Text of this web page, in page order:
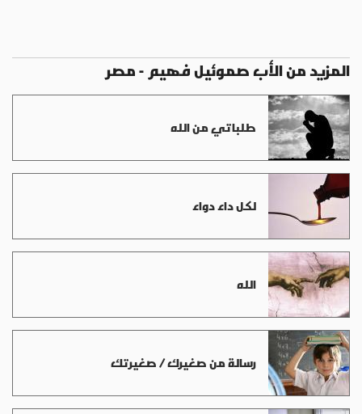
المزيد من الأب صموئيل فهيم - مصر
طلباتي من الله
لكل داء دواء
الله
رسالة من صغيرك / صغيرتك